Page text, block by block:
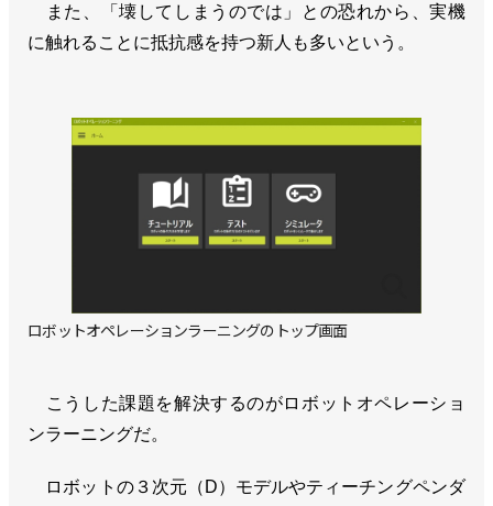
また、「壊してしまうのでは」との恐れから、実機
に触れることに抵抗感を持つ新人も多いという。
ロボットオペレーションラーニングのトップ画面
こうした課題を解決するのがロボットオペレーショ
ンラーニングだ。
ロボットの３次元（D）モデルやティーチングペンダ